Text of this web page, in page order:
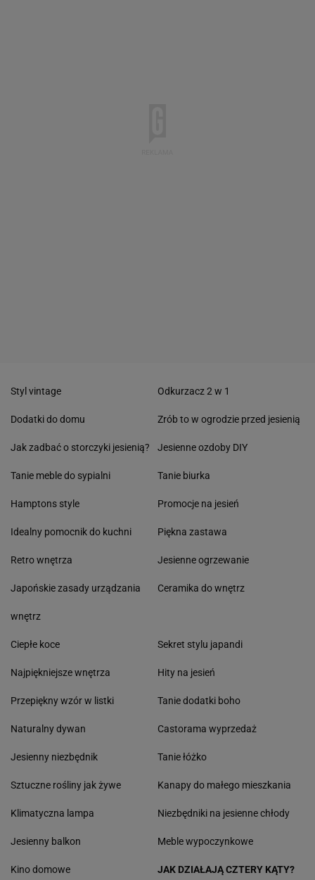
Styl vintage
Dodatki do domu
Jak zadbać o storczyki jesienią?
Tanie meble do sypialni
Hamptons style
Idealny pomocnik do kuchni
Retro wnętrza
Japońskie zasady urządzania
wnętrz
Odkurzacz 2 w 1
Zrób to w ogrodzie przed jesienią
Jesienne ozdoby DIY
Tanie biurka
Promocje na jesień
Piękna zastawa
Jesienne ogrzewanie
Ceramika do wnętrz
Ciepłe koce
Najpiękniejsze wnętrza
Przepiękny wzór w listki
Naturalny dywan
Jesienny niezbędnik
Sztuczne rośliny jak żywe
Klimatyczna lampa
Jesienny balkon
Sekret stylu japandi
Hity na jesień
Tanie dodatki boho
Castorama wyprzedaż
Tanie łóżko
Kanapy do małego mieszkania
Niezbędniki na jesienne chłody
Meble wypoczynkowe
Kino domowe JAK DZIAŁAJĄ CZTERY KĄTY?